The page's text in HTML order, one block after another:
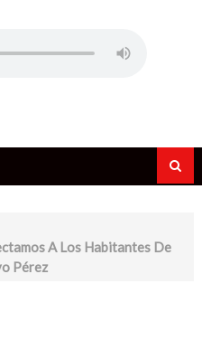
A Los Habitantes De
Pérez